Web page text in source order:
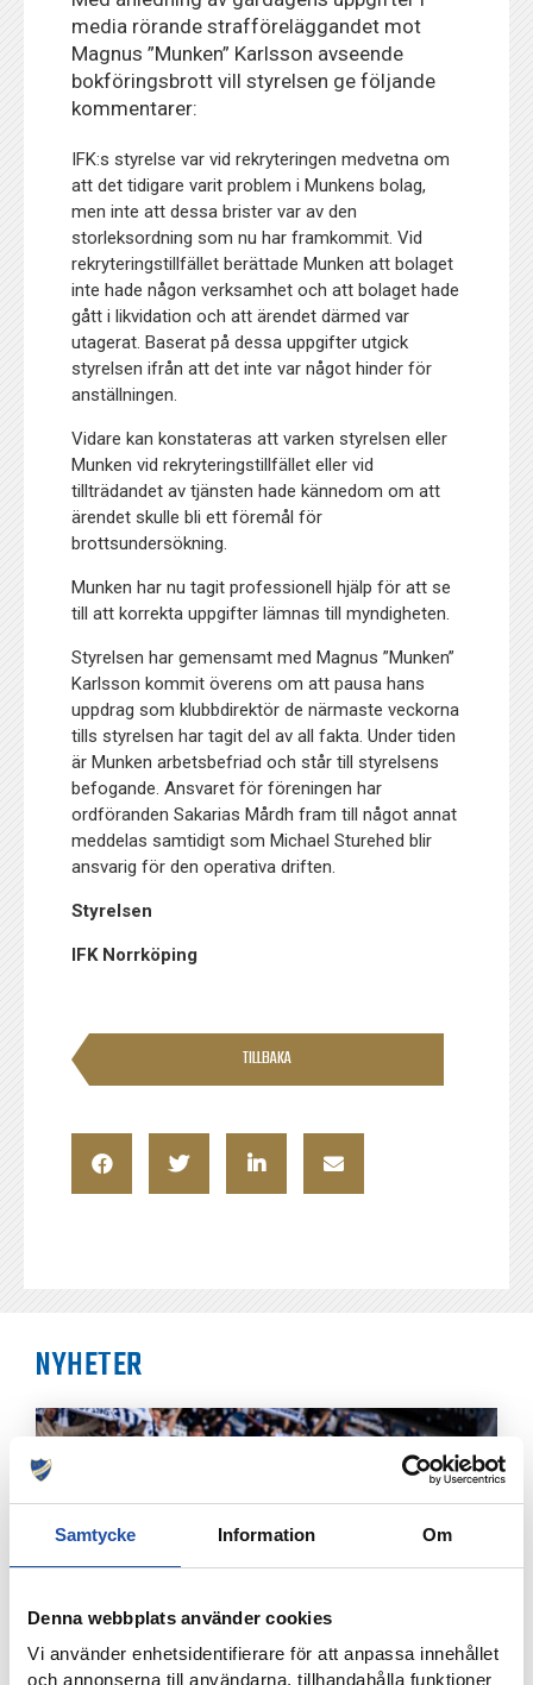
Samtycke Information Om
Denna webbplats använder cookies
Vi använder enhetsidentifierare för att anpassa innehållet
och annonserna till användarna, tillhandahålla funktioner
media rörande strafföreläggandet mot
Magnus ”Munken” Karlsson avseende
bokföringsbrott vill styrelsen ge följande
kommentarer:
IFK:s styrelse var vid rekryteringen medvetna om
att det tidigare varit problem i Munkens bolag,
men inte att dessa brister var av den
storleksordning som nu har framkommit. Vid
rekryteringstillfället berättade Munken att bolaget
inte hade någon verksamhet och att bolaget hade
gått i likvidation och att ärendet därmed var
utagerat. Baserat på dessa uppgifter utgick
styrelsen ifrån att det inte var något hinder för
anställningen.
Vidare kan konstateras att varken styrelsen eller
Munken vid rekryteringstillfället eller vid
tillträdandet av tjänsten hade kännedom om att
ärendet skulle bli ett föremål för
brottsundersökning.
Munken har nu tagit professionell hjälp för att se
till att korrekta uppgifter lämnas till myndigheten.
Styrelsen har gemensamt med Magnus ”Munken”
Karlsson kommit överens om att pausa hans
uppdrag som klubbdirektör de närmaste veckorna
tills styrelsen har tagit del av all fakta. Under tiden
är Munken arbetsbefriad och står till styrelsens
befogande. Ansvaret för föreningen har
ordföranden Sakarias Mårdh fram till något annat
meddelas samtidigt som Michael Sturehed blir
ansvarig för den operativa driften.
Styrelsen
IFK Norrköping
TILLBAKA
NYHETER
7 AUGUSTI, 2026